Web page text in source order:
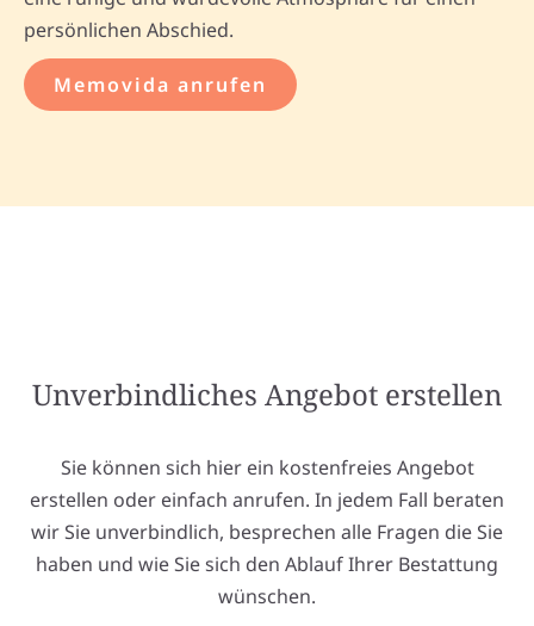
persönlichen Abschied.
Memovida anrufen
Unverbindliches Angebot erstellen
Sie können sich hier ein kostenfreies Angebot
erstellen oder einfach anrufen. In jedem Fall beraten
wir Sie unverbindlich, besprechen alle Fragen die Sie
haben und wie Sie sich den Ablauf Ihrer Bestattung
wünschen.